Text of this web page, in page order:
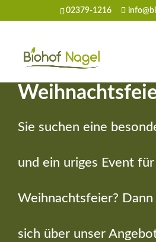
02379-1216
Sie suchen eine
und ein uriges Event
Weihnachtsfeier?
sich über unser